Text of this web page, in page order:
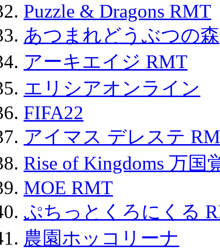
Puzzle & Dragons RMT
あつまれどうぶつの森
アーキエイジ RMT
エリシアオンライン
FIFA22
アイマス デレステ
Rise of Kingdoms 万
MOE RMT
ぷちっとくろにくる
農園ホッコリーナ